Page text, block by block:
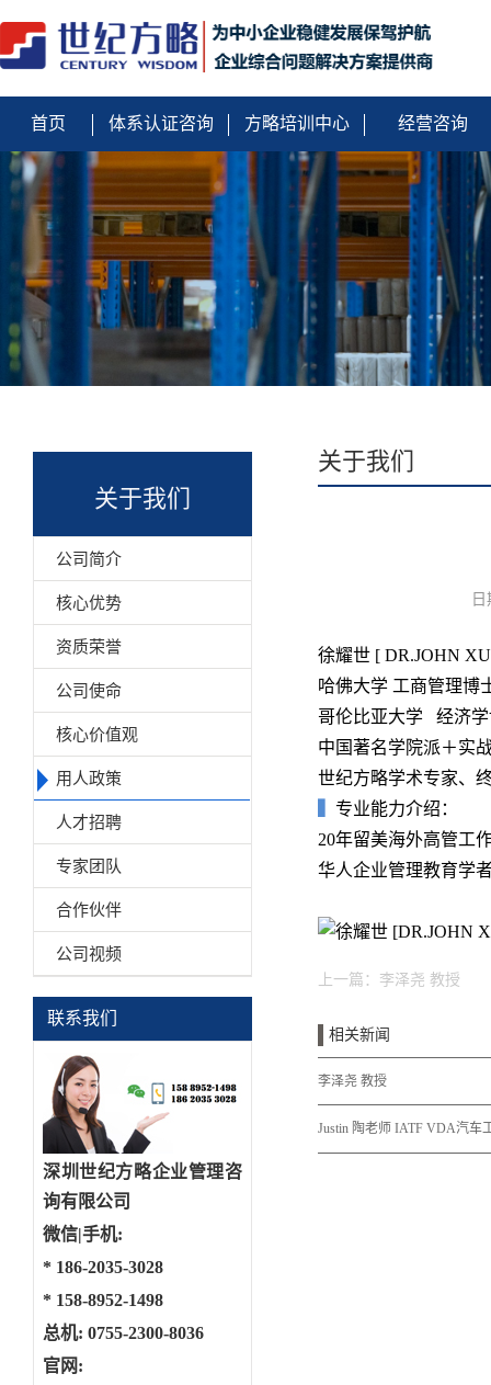
首页 体系认证咨询 方略培训中心 经营咨询
关于我们
公司简介
核心优势
资质荣誉
公司使命
核心价值观
用人政策
人才招聘
专家团队
合作伙伴
公司视频
联系我们
深圳世纪方略企业管理咨
询有限公司
微信|手机:
* 186-2035-3028
* 158-8952-1498
总机: 0755-2300-8036
官网:
关于我们
徐耀世 [ DR.JOHN
哈佛大学 工商管理博
哥伦比亚大学 经济学
中国著名学院派＋实
世纪方略学术专家、
专业能力介绍：
20年留美海外高管工
华人企业管理教育学
上一篇： 李泽尧 教授
相关新闻
李泽尧 教授
Justin 陶老师 IATF VDA汽车